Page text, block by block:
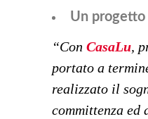
Un progetto
“Con CasaLu,
portato a
realizzato il
committenza ed